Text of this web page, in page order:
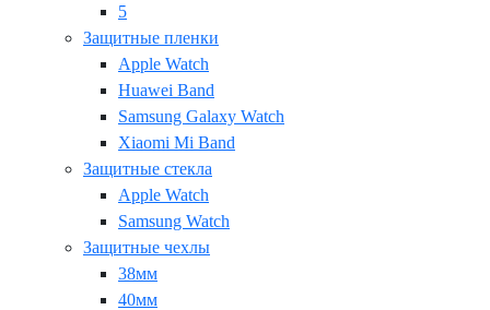
5
Защитные пленки
Apple Watch
Huawei Band
Samsung Galaxy Watch
Xiaomi Mi Band
Защитные стекла
Apple Watch
Samsung Watch
Защитные чехлы
38мм
40мм